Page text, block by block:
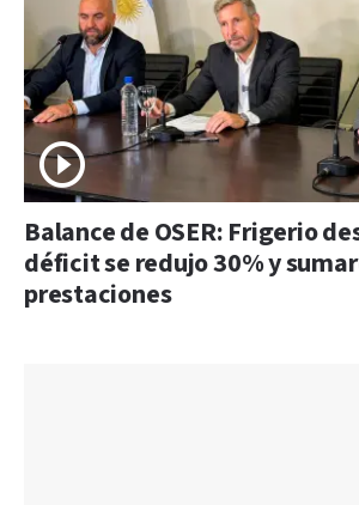
Balance de OSER: Frigerio
déficit se redujo 30% y
prestaciones